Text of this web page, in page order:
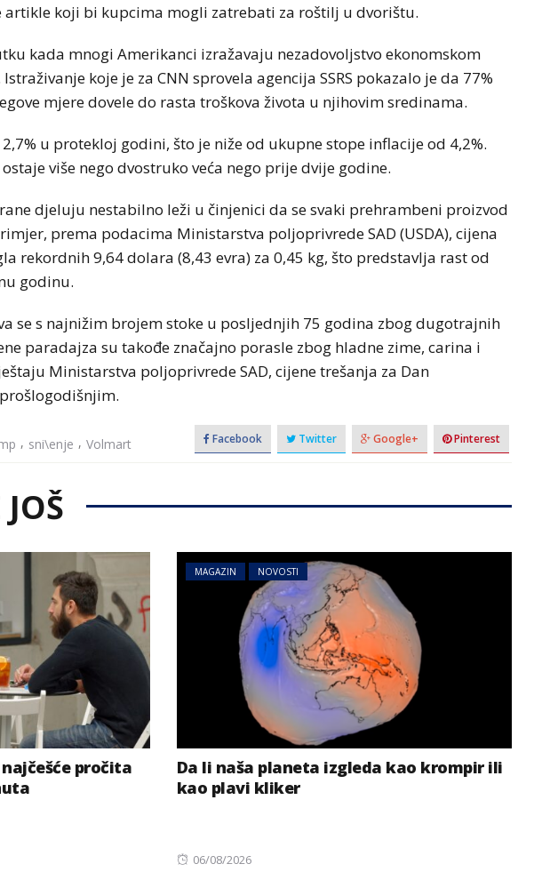
artikle koji bi kupcima mogli zatrebati za roštilj u dvorištu.
kada mnogi Amerikanci izražavaju nezadovoljstvo ekonomskom
koje je za CNN sprovela agencija SSRS pokazalo je da 77%
mjere dovele do rasta troškova života u njihovim sredinama.
u protekloj godini, što je niže od ukupne stope inflacije od 4,2%.
više nego dvostruko veća nego prije dvije godine.
djeluju nestabilno leži u činjenici da se svaki prehrambeni proizvod
prema podacima Ministarstva poljoprivrede SAD (USDA), cijena
rekordnih 9,64 dolara (8,43 evra) za 0,45 kg, što predstavlja rast od
godinu.
se s najnižim brojem stoke u posljednjih 75 godina zbog dugotrajnih
paradajza su takođe značajno porasle zbog hladne zime, carina i
Ministarstva poljoprivrede SAD, cijene trešanja za Dan
, sni\enje , Volmart Facebook Twitter Google+ Pinterest
pročita
MAGAZIN NOVOSTI
Da li naša planeta izgleda kao krompir ili
kao plavi kliker
Posted
06/08/2026